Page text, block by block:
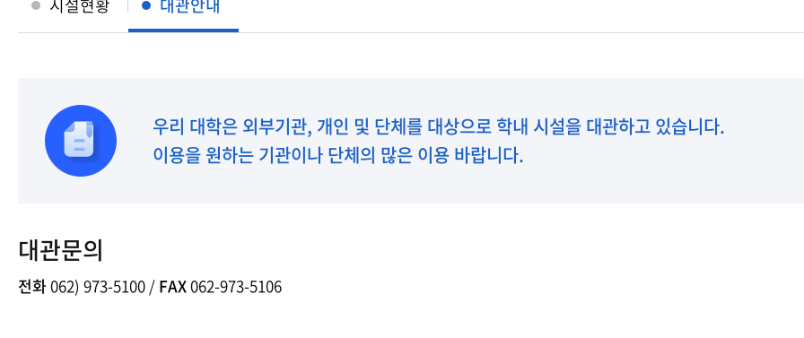
제주지역대학
시설현황 대관안내
우리 대학은 외부기관, 개인 및 단체를 대상으로 학내 시설을 대관하고 있습니다.
이용을 원하는 기관이나 단체의 많은 이용 바랍니다.
대관문의
전화 062) 973-5100 / FAX062-973-5106